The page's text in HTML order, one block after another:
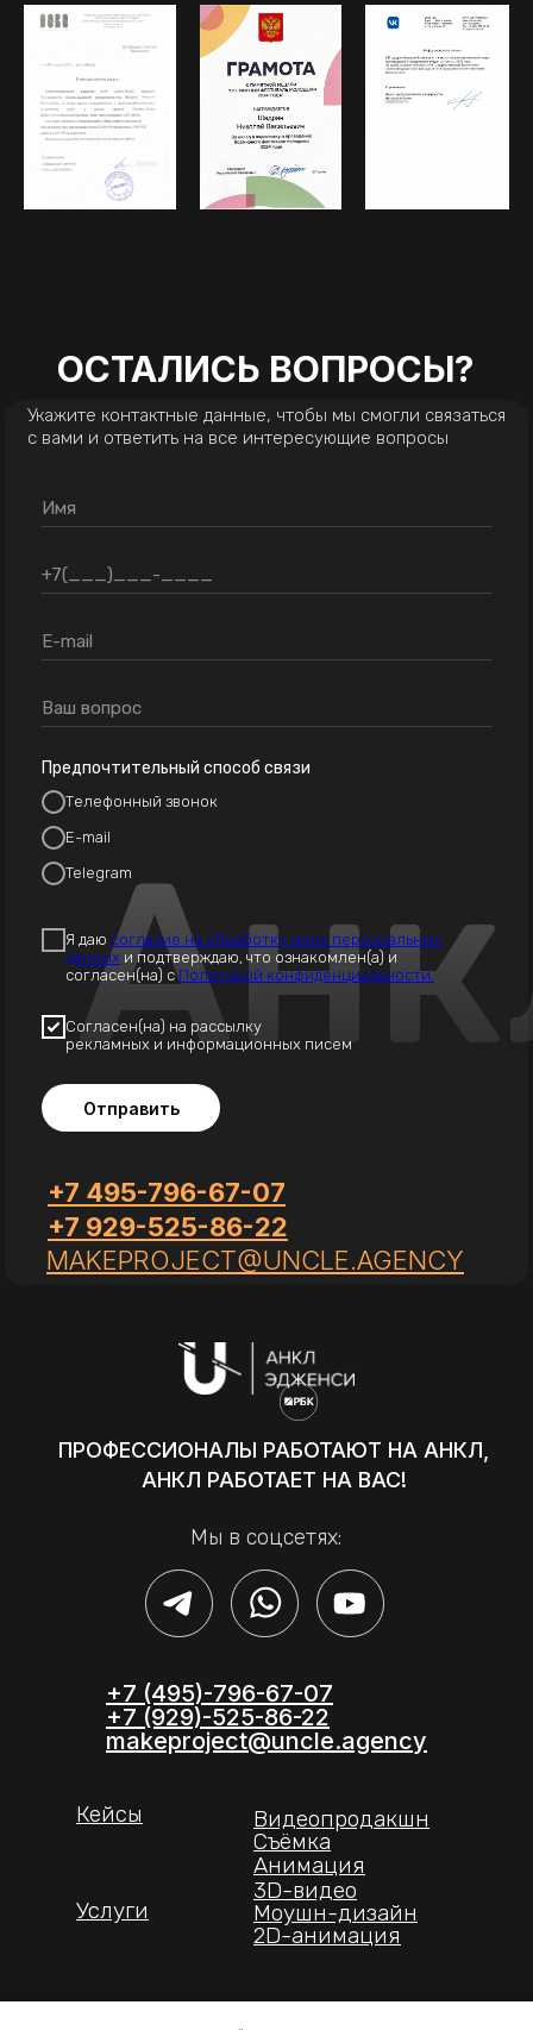
Предпочтительный способ связи
Телефонный звонок
E-mail
Telegram
Я даю согласие на обработку моих персональных
данных и подтверждаю, что ознакомлен(а) и
согласен(на) сПолитикой конфиденциальности.
Согласен(на) на рассылку
рекламных и информационных писем
Отправить
+7 929-525-86-22
+7 495-796-67-07
MAKEPROJECT@UNCLE.AGENCY
ОСТАЛИСЬ ВОПРОСЫ?
Укажите контактные данные, чтобы мы смогли связаться
с вами и ответить на все интересующие вопросы
Кейсы
Услуги
Видеопродакшн
Съёмка
Анимация
3D-видео
Моушн-дизайн
2D-анимация
+7 (495)-796-67-07
+7 (929)-525-86-22
makeproject@uncle.agency
ПРОФЕССИОНАЛЫ РАБОТАЮТ НА АНКЛ,
АНКЛ РАБОТАЕТ НА ВАС!
Мы в соцсетях: